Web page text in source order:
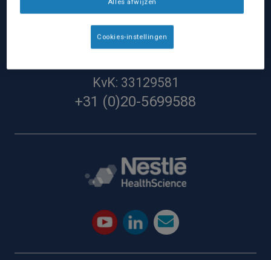
Nestlé Health Science Nederland
Nestlé Nederland BV:
Hoevestein 36G
KvK: 33129581
+31 (0)20-5699588
Alles afwijzen
Cookies-instellingen